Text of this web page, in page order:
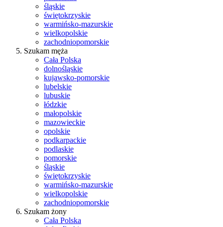
śląskie
świętokrzyskie
warmińsko-mazurskie
wielkopolskie
zachodniopomorskie
Szukam męża
Cała Polska
dolnośląskie
kujawsko-pomorskie
lubelskie
lubuskie
łódzkie
małopolskie
mazowieckie
opolskie
podkarpackie
podlaskie
pomorskie
śląskie
świętokrzyskie
warmińsko-mazurskie
wielkopolskie
zachodniopomorskie
Szukam żony
Cała Polska